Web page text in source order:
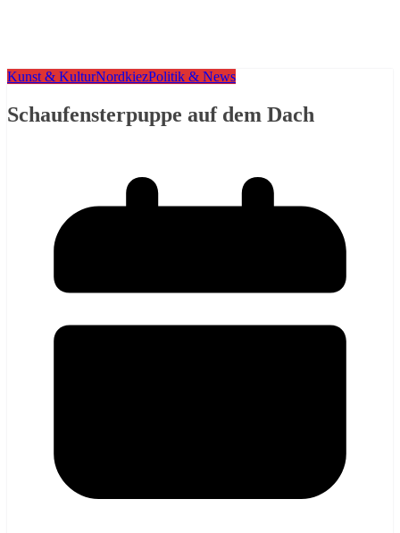
Kunst & KulturNordkiezPolitik & News
Schaufensterpuppe auf dem Dach